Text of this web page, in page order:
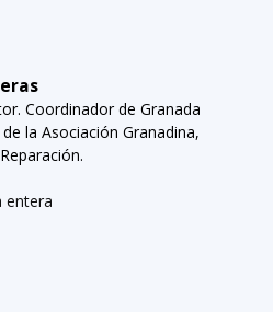
Coordinador de Granada
la Asociación Granadina,
entera